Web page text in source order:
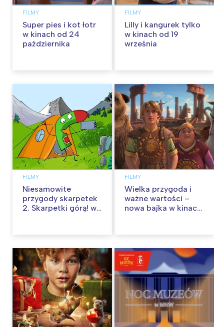
FILMY
Super pies i kot łotr
w kinach od 24
października
FILMY
Lilly i kangurek tylko
w kinach od 19
września
FILMY
Niesamowite
przygody skarpetek
2. Skarpetki górą! w
FILMY
Wielka przygoda i
ważne wartości –
nowa bajka w kinach